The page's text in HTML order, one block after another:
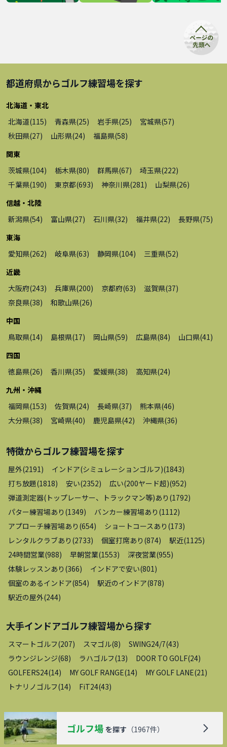
都道府県からゴルフ練習場を探す
北海道・東北
北海道(115) 青森県(25) 岩手県(25) 宮城県(57)
秋田県(27) 山形県(24) 福島県(58)
関東
茨城県(104) 栃木県(80) 群馬県(67) 埼玉県(222)
千葉県(190) 東京都(693) 神奈川県(281) 山梨県(26)
信越・北陸
新潟県(54) 富山県(27) 石川県(32) 福井県(22) 長野県(75)
東海
愛知県(262) 岐阜県(63) 静岡県(104) 三重県(52)
近畿
大阪府(243) 兵庫県(200) 京都府(63) 滋賀県(37)
奈良県(38) 和歌山県(26)
中国
鳥取県(14) 島根県(17) 岡山県(59) 広島県(84) 山口県(41)
四国
徳島県(26) 香川県(35) 愛媛県(38) 高知県(24)
九州・沖縄
福岡県(153) 佐賀県(24) 長崎県(37) 熊本県(46)
大分県(38) 宮崎県(40) 鹿児島県(42) 沖縄県(36)
特徴からゴルフ練習場を探す
屋外(2191) インドア(シミュレーションゴルフ)(1843)
打ち放題(1818) 安い(2352) 広い(200ヤード超)(952)
弾道測定器(トップレーサー、トラックマン等)あり (1792)
パター練習場あり (1349) バンカー練習場あり (1112)
アプローチ練習場あり (654) ショートコースあり (173)
レンタルクラブあり (2733) 個室打席あり (874) 駅近(1125)
24時間営業(988) 早朝営業(1553) 深夜営業(955)
体験レッスンあり (366) インドアで安い(801)
個室のあるインドア(854) 駅近のインドア(878)
駅近の屋外(244)
大手インドアゴルフ練習場から探す
スマートゴルフ(207) スマゴル(8) SWING24/7(43)
ラウンジレンジ(68) ラハゴルフ(13) DOOR TO GOLF(24)
GOLFERS24(14) MY GOLF RANGE(14) MY GOLF LANE(21)
トナリノゴルフ(14) FiT24(43)
ゴルフ場 を探す （1967件）